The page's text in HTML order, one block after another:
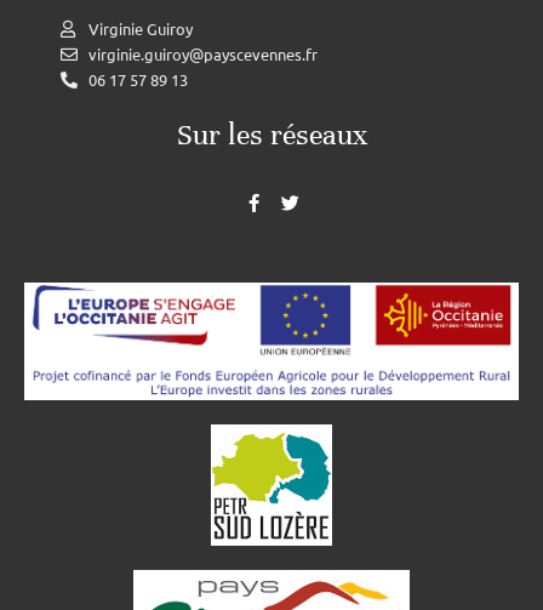
Virginie Guiroy
virginie.guiroy@payscevennes.fr
06 17 57 89 13
Sur les réseaux